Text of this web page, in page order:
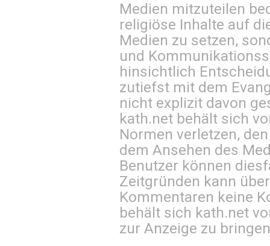
Medien mitzuteilen
religiöse Inhalte auf
Medien zu setzen,
und
hinsichtlich
zutiefst mit dem
nicht explizit davon
kath.net behält sich
Normen verletzen,
dem Ansehen des
Benutzer können
Zeitgründen kann
Kommentaren keine
behält sich kath.net
zur Anzeige zu